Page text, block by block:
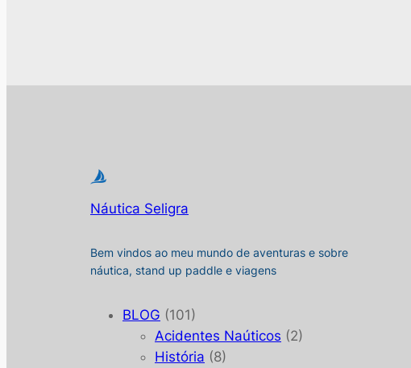
Náutica Seligra
Bem vindos ao meu mundo de aventuras e sobre
náutica, stand up paddle e viagens
BLOG (101)
Acidentes Naúticos (2)
História (8)